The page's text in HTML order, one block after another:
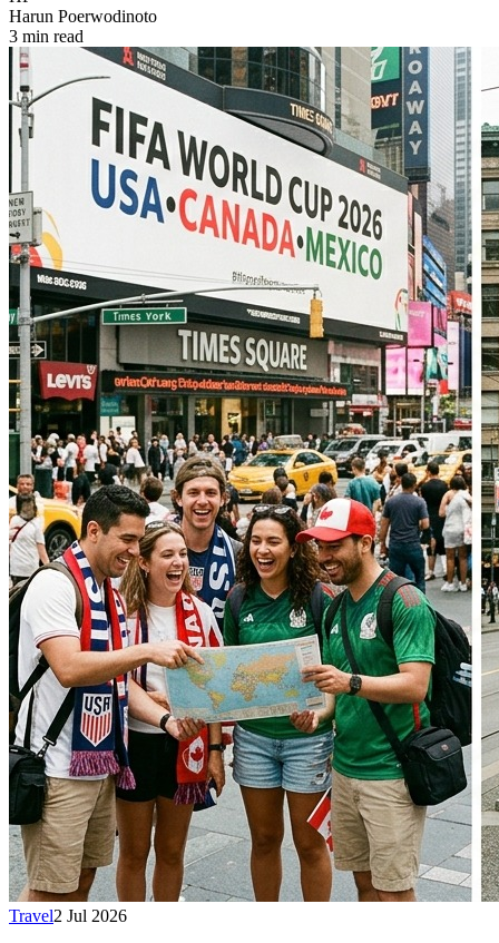
Harun Poerwodinoto
3 min read
Travel2 Jul 2026